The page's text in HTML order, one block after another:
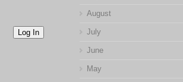
Log In
August
July
June
May